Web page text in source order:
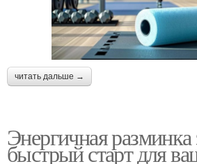
читать дальше →
Энергичная
быстрый старт для